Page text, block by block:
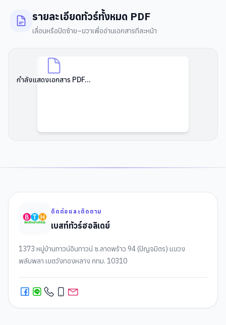
รายละเอียดทัวร์ทั้งหมด PDF
เลื่อนหรือปัดซ้าย–ขวาเพื่ออ่านเอกสารทีละหน้า
กำลังแสดงเอกสาร PDF...
ติดต่อและติดตาม
เบสท์ทัวร์ฮอลิเดย์
1373 หมู่บ้านทาวน์อินทาวน์ ซ.ลาดพร้าว 94 (ปัญจมิตร) แขวง
พลับพลา เขตวังทองหลาง กทม. 10310